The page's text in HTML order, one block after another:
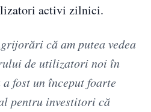
activi zilnici.
că am putea vedea
de utilizatori noi în
fost un început foarte
pentru investitori că